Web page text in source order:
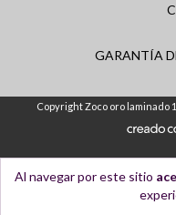
Al navegar por este sitio
GARANTÍA
Copyright Zoco oro laminado